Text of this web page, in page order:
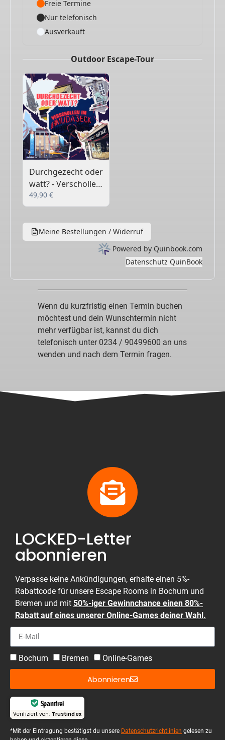
Wenn du kurzfristig einen Termin buchen
möchtest und dein Wunschtermin nicht
mehr verfügbar ist, kannst du dich
telefonisch unter 0234 / 90499600 an uns
wenden und nach dem Termin fragen.
LOCKED-Letter
abonnieren
Verpasse keine Ankündigungen, erhalte einen 5%-
Rabattcode für unsere Escape Rooms in Bochum und
Bremen und mit 50%-iger Gewinnchance einen 80%-
Rabatt auf eines unserer Online-Games deiner Wahl.
Bochum Bremen Online-Games
Abonnieren
Spamfrei
Verifiziert von: Trustindex
*Mit der Eintragung bestätigst du unsere Datenschutzrichtlinien gelesen zu